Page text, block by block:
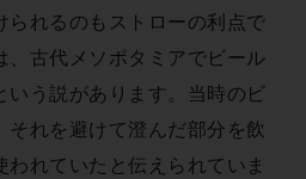
られるのもストローの利点で
、古代メソポタミアでビール
いう説があります。当時のビ
それを避けて澄んだ部分を飲
れていたと伝えられていま